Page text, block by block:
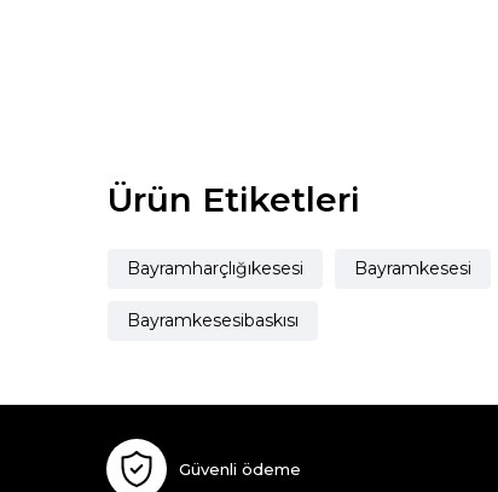
Ürün Etiketleri
Bayramharçlığıkesesi Bayramkesesi
Bayramkesesibaskısı
Güvenli ödeme